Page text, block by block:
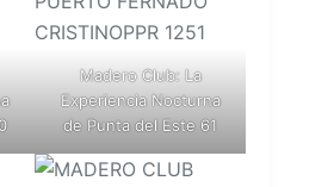
Madero Club: La
Experiencia Nocturna
de Punta del Este 61